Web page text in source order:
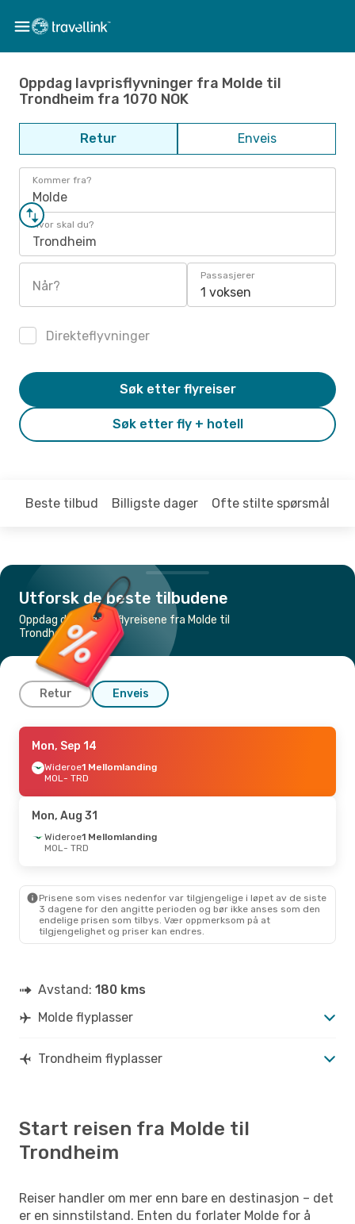
Oppdag lavprisflyvninger fra Molde til
Trondheim fra 1070 NOK
Retur Enveis
Kommer fra?
Molde
Hvor skal du?
Trondheim
Når?
Passasjerer
1 voksen
Direkteflyvninger
Søk etter fly + hotell
Søk etter flyreiser
Beste tilbud Billigste dager Ofte stilte spørsmål
Utforsk de beste tilbudene
Oppdag de billigste flyreisene fra Molde til
Trondheim
Retur Enveis
Thu, Aug 27
Wideroe1 Mellomlanding
MOL- TRD
2 Mellomlandinger
TRD- MOL
Mon, Sep 14
Wideroe1 Mellomlanding
MOL- TRD
Mon, Aug 31
Wideroe1 Mellomlanding
MOL- TRD
Prisene som vises nedenfor var tilgjengelige i løpet av de siste
3 dagene for den angitte perioden og bør ikke anses som den
endelige prisen som tilbys. Vær oppmerksom på at
tilgjengelighet og priser kan endres.
Avstand: 180 kms
Molde flyplasser
Trondheim flyplasser
Start reisen fra Molde til
Trondheim
Reiser handler om mer enn bare en destinasjon – det
er en sinnstilstand. Enten du forlater Molde for å